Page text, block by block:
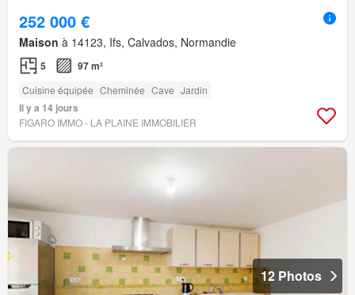
252 000 €
Maison à 14123, Ifs, Calvados, Normandie
5 97 m²
Cuisine équipée Cheminée Cave Jardin
Il y a 14 jours
FIGARO IMMO - LA PLAINE IMMOBILIER
12 Photos